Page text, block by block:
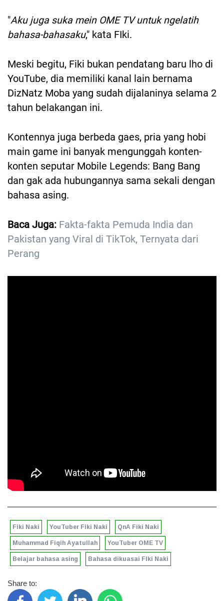
"Aku juga suka mein OME TV untuk ngelatih
bahasa-bahasaku," kata FIki.
Meski begitu, Fiki bukan pendatang baru lho di
YouTube, dia memiliki kanal lain bernama
DizNatz Moba yang sudah dijalaninya selama 2
tahun belakangan ini.
Kontennya juga berbeda gaes, pria yang hobi
main game ini banyak mengunggah konten-
konten seputar Mobile Legends: Bang Bang
dan gak ada hubungannya sama sekali dengan
bahasa asing.
Baca Juga: Fakta-fakta Pemuda India dan
Pakistan yang Viral di TikTok, Ternyata dari
Perang
Fiki Naki YouTuber Fiki Naki QnA Fiki Naki
Muhammad Fiqih Ayatullah YouTuber OME TV
Belajar bahasa asing Bahasa dikuasai FIki Naki
Share to: